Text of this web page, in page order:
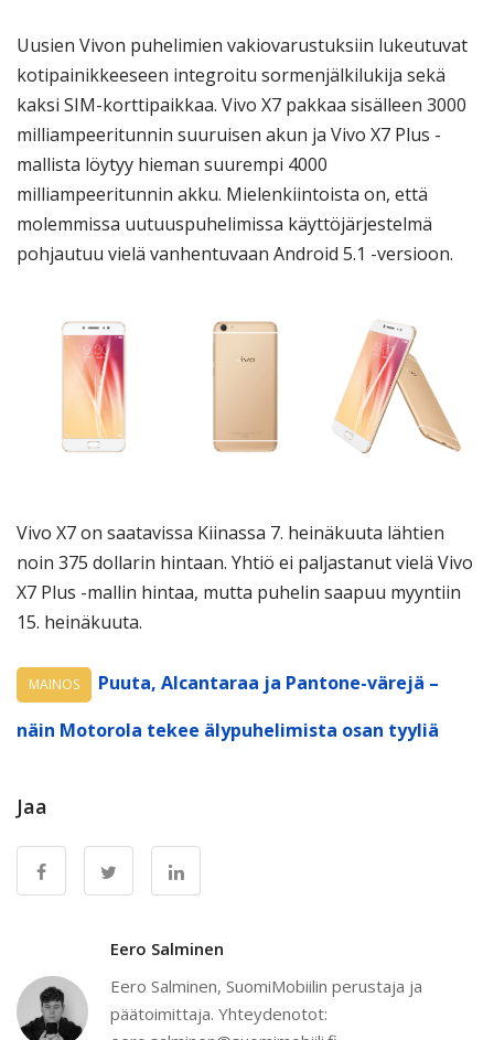
Uusien Vivon puhelimien vakiovarustuksiin lukeutuvat
kotipainikkeeseen integroitu sormenjälkilukija sekä
kaksi SIM-korttipaikkaa. Vivo X7 pakkaa sisälleen 3000
milliampeeritunnin suuruisen akun ja Vivo X7 Plus -
mallista löytyy hieman suurempi 4000
milliampeeritunnin akku. Mielenkiintoista on, että
molemmissa uutuuspuhelimissa käyttöjärjestelmä
pohjautuu vielä vanhentuvaan Android 5.1 -versioon.
Vivo X7 on saatavissa Kiinassa 7. heinäkuuta lähtien
noin 375 dollarin hintaan. Yhtiö ei paljastanut vielä Vivo
X7 Plus -mallin hintaa, mutta puhelin saapuu myyntiin
15. heinäkuuta.
MAINOS
Puuta, Alcantaraa ja Pantone-värejä –
näin Motorola tekee älypuhelimista osan tyyliä
Jaa
Eero Salminen
Eero Salminen, SuomiMobiilin perustaja ja
päätoimittaja. Yhteydenotot: